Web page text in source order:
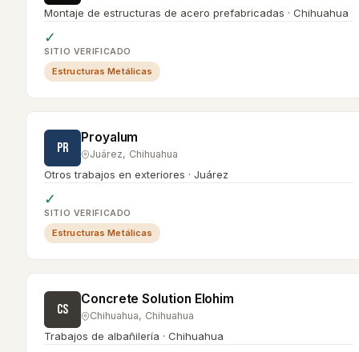
Montaje de estructuras de acero prefabricadas · Chihuahua
✓
SITIO VERIFICADO
Estructuras Metálicas
PR
Proyalum
Juárez, Chihuahua
Otros trabajos en exteriores · Juárez
✓
SITIO VERIFICADO
Estructuras Metálicas
CS
Concrete Solution Elohim
Chihuahua, Chihuahua
Trabajos de albañilería · Chihuahua